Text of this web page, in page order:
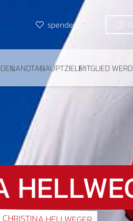
spenden
LANDTAGHAUPTZIELEMITGLIED